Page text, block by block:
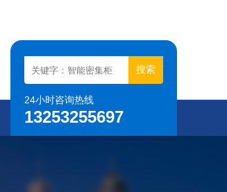
24小时咨询热线
13253255697